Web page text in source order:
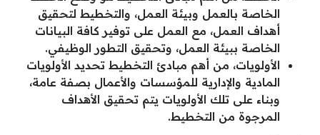
الخاصة بالعمل وبيئة العمل، والتخطيط لتحقيق
أهداف العمل، مع العمل على توفير كافة البيانات
الخاصة ببيئة العمل، وتحقيق التطور الوظيفي.
الأولويات، من أهم مبادئ التخطيط تحديد الأولويات
المادية والإدارية للمؤسسات والأعمال بصفة عامة،
وبناء على تلك الأولويات يتم تحقيق الأهداف
المرجوة من التخطيط.